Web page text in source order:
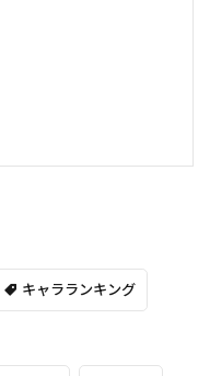
キャラランキング